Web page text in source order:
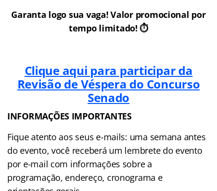
Garanta logo sua vaga! Valor promocional por
tempo limitado! ⏱
Clique aqui para participar da
Revisão de Véspera do Concurso
Senado
INFORMAÇÕES IMPORTANTES
Fique atento aos seus e-mails: uma semana antes
do evento, você receberá um lembrete do evento
por e-mail com informações sobre a
programação, endereço, cronograma e